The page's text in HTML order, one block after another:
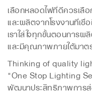
เลือกหลอดไฟที่ดีควรเลื
และผลิตจากโรงงานที่เ
เราใส่ใจทุกขั้นตอนการ
และมีคุณภาพภายใต้มาต
Thinking of quality
"One Stop Lighting
พัฒนาประสิทธิภาพการ